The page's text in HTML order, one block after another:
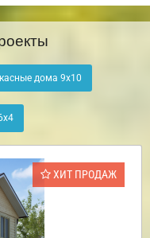
дома 9х10
ХИТ ПРОДАЖ